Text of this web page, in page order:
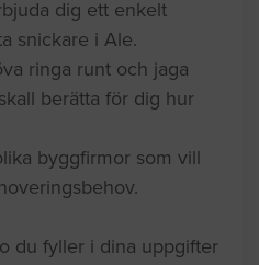
dig ett enkelt
snickare i Ale.
ringa runt och jaga
berätta för dig hur
byggfirmor som vill
du fyller i dina uppgifter